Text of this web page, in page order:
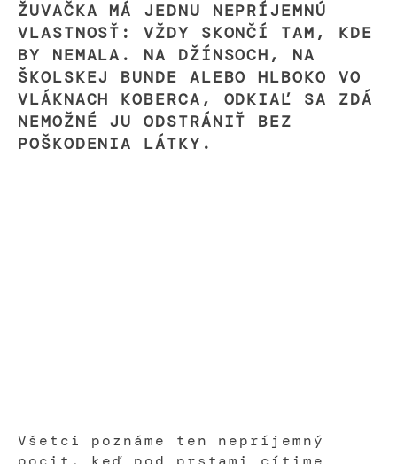
ŽUVAČKA MÁ JEDNU NEPRÍJEMNÚ
VLASTNOSŤ: VŽDY SKONČÍ TAM, KDE
BY NEMALA. NA DŽÍNSOCH, NA
ŠKOLSKEJ BUNDE ALEBO HLBOKO VO
VLÁKNACH KOBERCA, ODKIAĽ SA ZDÁ
NEMOŽNÉ JU ODSTRÁNIŤ BEZ
POŠKODENIA LÁTKY.
Všetci poznáme ten nepríjemný